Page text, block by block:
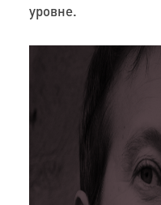
уровне.